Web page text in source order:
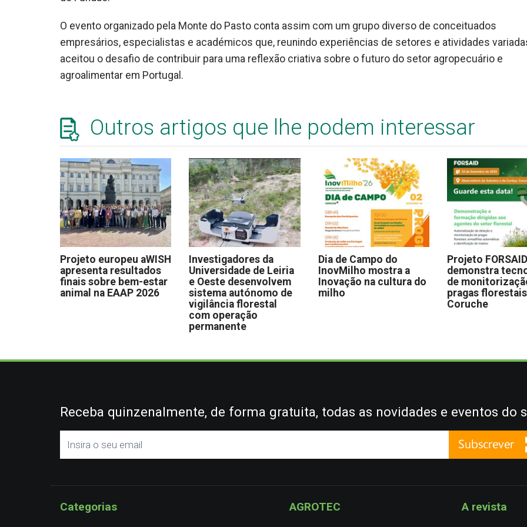
O evento organizado pela Monte do Pasto conta assim com um grupo diverso de conceituados
empresários, especialistas e académicos que, reunindo experiências de setores e atividades
aceitou o desafio de contribuir para uma reflexão criativa sobre o futuro do setor agropecuário e
agroalimentar em Portugal.
Outros artigos que lhe podem interessar
Projeto europeu aWISH
apresenta resultados
finais sobre bem-estar
animal na EAAP 2026
Investigadores da
Universidade de Leiria
e Oeste desenvolvem
sistema autónomo de
vigilância florestal
com operação
permanente
Dia de Campo do
InovMilho mostra a
Inovação na cultura do
milho
Projeto
demonstra
de
pragas
Coruche
Receba quinzenalmente, de forma gratuita, todas as novidades e eventos do
Categorias AGROTEC A revista